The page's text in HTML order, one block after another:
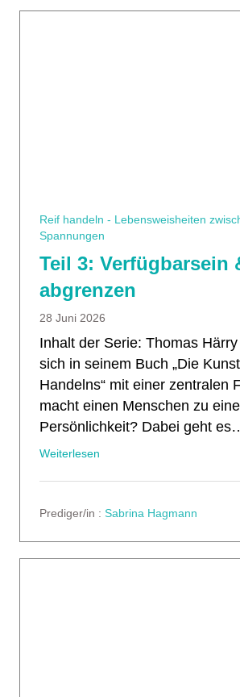
Reif handeln - Lebensweisheiten
Spannungen
Teil 3: Verfügbarsein
abgrenzen
28 Juni 2026
Inhalt der Serie: Thomas
sich in seinem Buch „Die
Handelns“ mit einer zentralen
macht einen Menschen zu
Persönlichkeit? Dabei geht
Weiterlesen
Prediger/in : Sabrina Hagmann